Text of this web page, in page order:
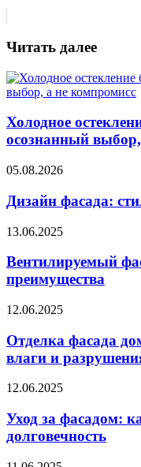
Читать далее
Холодное
осознанный
05.08.2026
Дизайн фасада:
13.06.2025
Вентилируемый
преимущества
12.06.2025
Отделка фасада
влаги и
12.06.2025
Уход за фасадом:
долговечность